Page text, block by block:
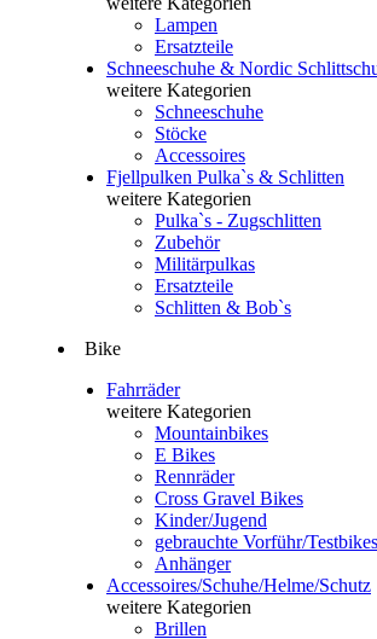
Lampen
Ersatzteile
Schneeschuhe & Nordic
weitere Kategorien
Schneeschuhe
Stöcke
Accessoires
Fjellpulken Pulka`s & Schlitten
weitere Kategorien
Pulka`s - Zugschlitten
Zubehör
Militärpulkas
Ersatzteile
Schlitten & Bob`s
Bike
Fahrräder
weitere Kategorien
Mountainbikes
E Bikes
Rennräder
Cross Gravel Bikes
Kinder/Jugend
gebrauchte Vorführ/Testbikes
Anhänger
Accessoires/Schuhe/Helme/Schutz
weitere Kategorien
Brillen